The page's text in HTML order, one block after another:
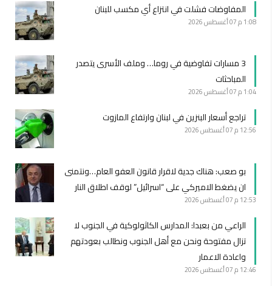
المفاوضات فشلت في انتزاع أي مكسب للبنان
1:08 م 07 أغسطس 2026
3 مسارات تفاوضية في روما… وملف الأسرى يتصدر
المباحثات
1:04 م 07 أغسطس 2026
تراجع أسعار البنزين في لبنان وارتفاع المازوت
12:56 م 07 أغسطس 2026
بو صعب: هناك جدية لاقرار قانون العفو العام…ونتمنى
ان يضغط الاميركي على “اسرائيل” لوقف اطلاق النار
12:53 م 07 أغسطس 2026
الراعي من بعبدا: المدارس الكاثولوكية في الجنوب لا
تزال مفتوحة ونحن مع أهل الجنوب ونطالب بعودتهم
واعادة الاعمار
12:46 م 07 أغسطس 2026